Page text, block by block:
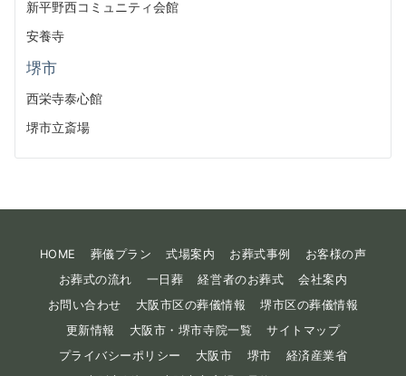
新平野西コミュニティ会館
安養寺
堺市
西栄寺泰心館
堺市立斎場
HOME 葬儀プラン 式場案内 お葬式事例
お客様の声
お葬式の流れ
一日葬 経営者のお葬式
会社案内
お問い合わせ
大阪市区の葬儀情報
堺市区の葬儀情報
更新情報
大阪市・堺市寺院一覧
サイトマップ
プライバシーポリシー
大阪市 堺市
経済産業省